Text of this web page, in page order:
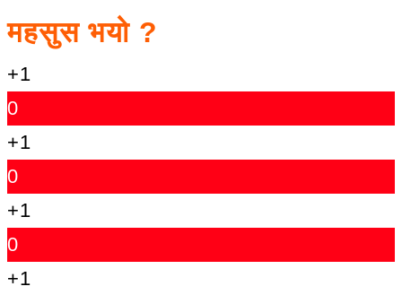
महसुस भयो ?
+1
0
+1
0
+1
0
+1